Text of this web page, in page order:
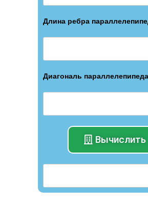
Длина ребра
Диагональ
Вычислить